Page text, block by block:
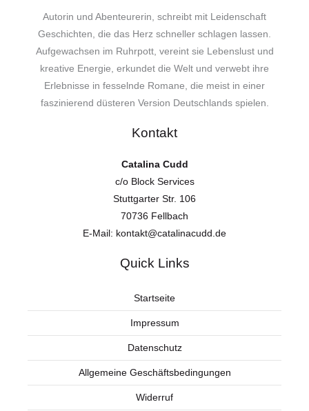
Autorin und Abenteurerin, schreibt mit Leidenschaft
Geschichten, die das Herz schneller schlagen lassen.
Aufgewachsen im Ruhrpott, vereint sie Lebenslust und
kreative Energie, erkundet die Welt und verwebt ihre
Erlebnisse in fesselnde Romane, die meist in einer
faszinierend düsteren Version Deutschlands spielen.
Kontakt
Catalina Cudd
c/o Block Services
Stuttgarter Str. 106
70736 Fellbach
E-Mail: kontakt@catalinacudd.de
Quick Links
Startseite
Impressum
Datenschutz
Allgemeine Geschäftsbedingungen
Widerruf